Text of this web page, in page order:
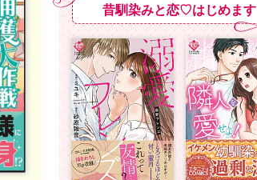
昔馴染みと恋♡はじめます